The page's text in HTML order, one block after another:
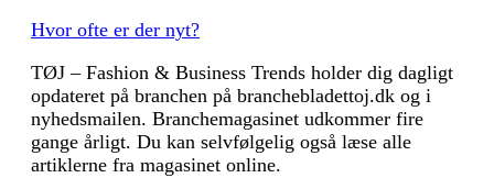
Hvor ofte er der nyt?
TØJ – Fashion & Business Trends holder dig dagligt
opdateret på branchen på branchebladettoj.dk og i
nyhedsmailen. Branchemagasinet udkommer fire
gange årligt. Du kan selvfølgelig også læse alle
artiklerne fra magasinet online.